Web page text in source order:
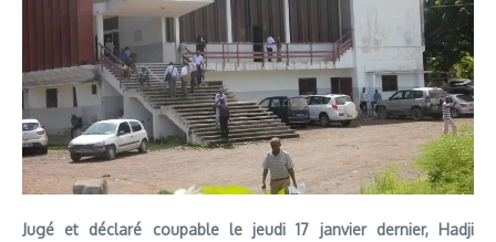
Jugé et déclaré coupable le jeudi 17 janvier dernier, Hadji